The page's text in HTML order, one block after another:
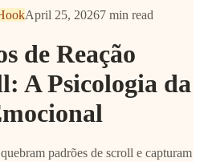
April 25, 20267 min read
de Reação
A Psicologia da
padrões de scroll e capturam